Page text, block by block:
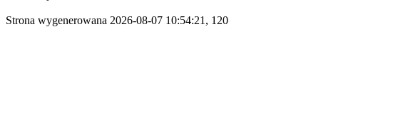
Strona wygenerowana 2026-08-07 10:54:21, 120